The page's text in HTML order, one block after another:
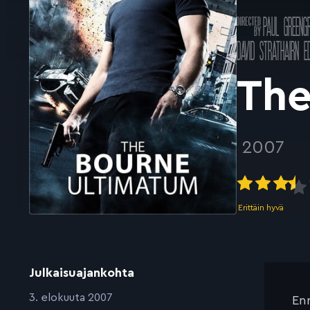
Ohjannut
kPAUL
Pääosissa
DAVID STRATHAIRN
2007
Erittäin hyvä
Julkaisuajankohta
:3. elokuuta 2007